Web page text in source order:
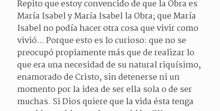
Repito que estoy convencido de que la Obra es
María Isabel y María Isabel la Obra; que María
Isabel no podía hacer otra cosa que vivir como
vivió... Porque esto es lo curioso: que no se
preocupó propiamente más que de realizar lo
que era una necesidad de su natural riquísimo,
enamorado de Cristo, sin detenerse ni un
momento por la idea de ser ella sola o de ser
muchas. Si Dios quiere que la vida ésta tenga